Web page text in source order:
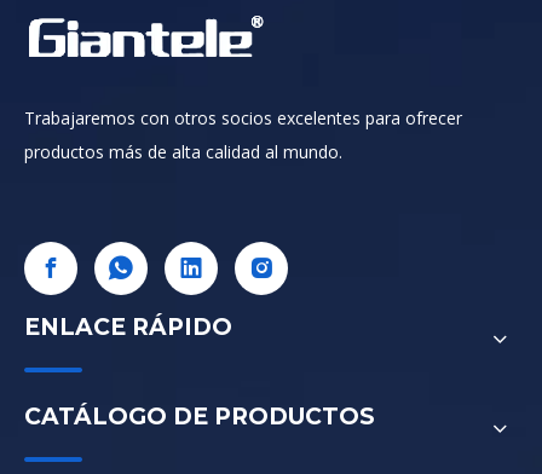
Trabajaremos con otros socios excelentes para ofrecer
productos más de alta calidad al mundo.
ENLACE RÁPIDO
CATÁLOGO DE PRODUCTOS